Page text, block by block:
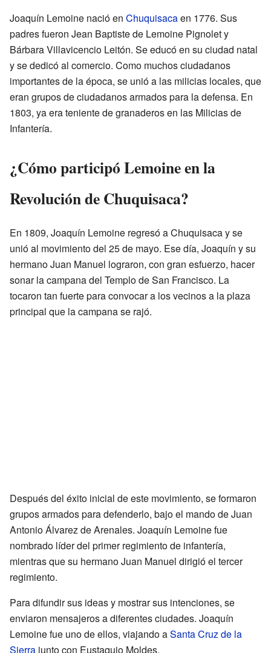
Joaquín Lemoine nació en Chuquisacaen 1776. Sus
padres fueron Jean Baptiste de Lemoine Pignolet y
Bárbara Villavicencio Leitón. Se educó en su ciudad natal
y se dedicó al comercio. Como muchos ciudadanos
importantes de la época, se unió a las milicias locales, que
eran grupos de ciudadanos armados para la defensa. En
1803, ya era teniente de granaderos en las Milicias de
Infantería.
¿Cómo participó Lemoine en la
Revolución de Chuquisaca?
En 1809, Joaquín Lemoine regresó a Chuquisaca y se
unió al movimiento del 25 de mayo. Ese día, Joaquín y su
hermano Juan Manuel lograron, con gran esfuerzo, hacer
sonar la campana del Templo de San Francisco. La
tocaron tan fuerte para convocar a los vecinos a la plaza
principal que la campana se rajó.
Después del éxito inicial de este movimiento, se formaron
grupos armados para defenderlo, bajo el mando de Juan
Antonio Álvarez de Arenales. Joaquín Lemoine fue
nombrado líder del primer regimiento de infantería,
mientras que su hermano Juan Manuel dirigió el tercer
regimiento.
Para difundir sus ideas y mostrar sus intenciones, se
enviaron mensajeros a diferentes ciudades. Joaquín
Lemoine fue uno de ellos, viajando aSanta Cruz de la
Sierra junto con Eustaquio Moldes.